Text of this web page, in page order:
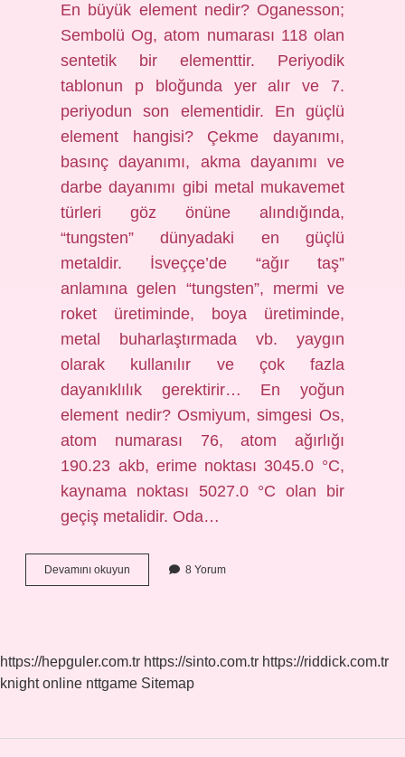
En büyük element nedir? Oganesson;
Sembolü Og, atom numarası 118 olan
sentetik bir elementtir. Periyodik
tablonun p bloğunda yer alır ve 7.
periyodun son elementidir. En güçlü
element hangisi? Çekme dayanımı,
basınç dayanımı, akma dayanımı ve
darbe dayanımı gibi metal mukavemet
türleri göz önüne alındığında,
“tungsten” dünyadaki en güçlü
metaldir. İsveççe’de “ağır taş”
anlamına gelen “tungsten”, mermi ve
roket üretiminde, boya üretiminde,
metal buharlaştırmada vb. yaygın
olarak kullanılır ve çok fazla
dayanıklılık gerektirir… En yoğun
element nedir? Osmiyum, simgesi Os,
atom numarası 76, atom ağırlığı
190.23 akb, erime noktası 3045.0 °C,
kaynama noktası 5027.0 °C olan bir
geçiş metalidir. Oda…
Devamını okuyun
Yüksek
8 Yorum
https://hepguler.com.tr https://sinto.com.tr https://riddick.com.tr
knight online nttgame Sitemap